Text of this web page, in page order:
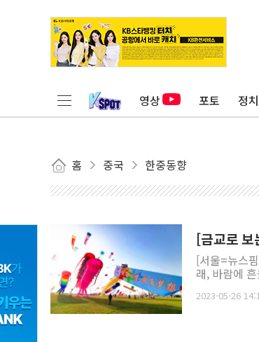
영상 포토 정치
홈 중국 한중동향
[서울=뉴스
래, 바람에
2023-05-26